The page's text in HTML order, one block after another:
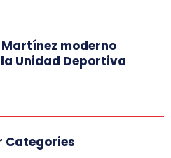
moderno
Unidad Deportiva
Categories